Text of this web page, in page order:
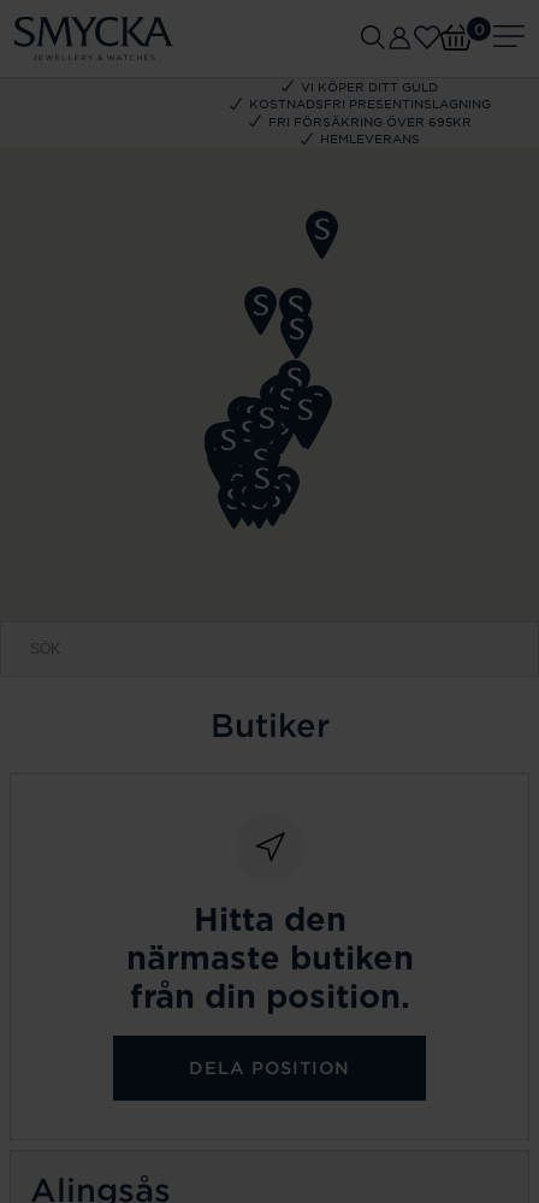
VI KÖPER DITT GULD
KOSTNADSFRI PRESENTINSLAGNING
FRI FÖRSÄKRING ÖVER 695KR
HEMLEVERANS
0
Butiker
Hitta den
närmaste butiken
från din position.
DELA POSITION
Alingsås